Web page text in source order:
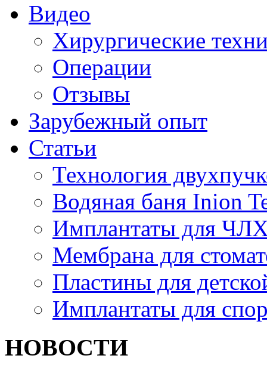
Видео
Хирургические
Операции
Отзывы
Зарубежный опыт
Статьи
Технология
Водяная баня Inion
Имплантаты для
Мембрана для
Пластины для
Имплантаты для
НОВОСТИ